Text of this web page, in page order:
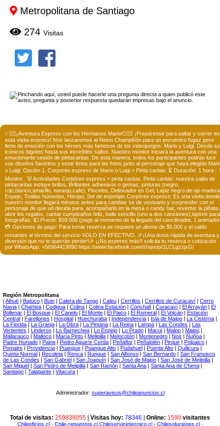
Metropolitana de Santiago
274 Visitas
✨🐱‍🏍¡Aventura Express con los Hermanos Mario!🐱‍🏍✨ ¡Prepárense para saltar y correr en
esta visita express! Nos lanzaremos al Reino Champiñón para un encuentro fugaz pero
lleno de emoción con los héroes más famosos de los videojuegos: Mario y Luigi. Desde
icónicos bigotes hasta sus increíbles saltos. Nuestro monitor iniciará la aventura con una
emocionante sesión de pintacaritas. De esta manera, todos los participantes podrán lucir
sus diseños favoritos y estar listos para las fotos junto al personaje que haya elegido
o Luigi. Opción 1: Corporeo express de Mario o Luigi + Pinta caritas. ⏳ Duración: 1 hora -
Monitor.. 🐻 Actividades Corpóreo express + pinta caritas. Pinta caritas: nuestra cajita de
pintacaritas incluye brillos, Brillantes adhesivos o gemas, pinturas (negro,
rojo,blanco,amarillo, naranjo,cafe), Pinceles, Delineador en Gel, Lapiz negro de ojo
Espejo, Toallas húmedas, Hisopo, Set de esponjas Corpóreo express: Es una visita donde
nuestro monitor llegará minutos antes para cambiar se de vestuario y sorprender con el
personaje de que ud decida para, acompañarlo en la mesa o candy bar, reventar la piñata,
abrir los regalos, cantar cumpleaños feliz, baile sencillo (uno a dos canciones),lapsos para
fotografías. 💵 Precio: $58.000 (pago al momento de la llegada del coordinador, 1
💳 Opciones de pago: Para tomar reserva se requiere un abono de $5.000 y el saldo
restantes al término del servicio SOLO EN EFECTIVO. 🎉¡Una dosis rápida de aventura y
diversión que no te querrás perder!🎉 ¡¡No esperes más!! solicita tu reserva o cotización
por WhatsApp. +56964419890 https://www.facebook.com/share/p/1LCLgzzjxG/
Región Metropolitana
| Alhué | Batuco | Buin | Calera de Tango | Caleu | Cerrillos | Cerrillos de Curacaví | Cerro
Navia | Champa | Codigua | Colina | Colina Estación | Conchalí | Curacaví | El Arrayán | El
Bollenar | El Bosque | El Canelo | El Monte | El Paico | El Romeral | El Volcán | Estación
Central | Farellones | Hospital | Huechuraba | Independencia | Isla de Maipo | La Cisterna |
La Florida | La Granja | La Obra | La Pintana | La Reina | Lampa | Las Condes | Las
Vertientes | Linderos | Lo Barnechea | Lo Espejo | Lo Prado | Macul | Maipo | Maipú |
Mallarauco | Malloco | María Pinto | Melipilla | Melocotón | Montenegro | Nos | Ñuñoa |
Padre Hurtado | Paine | Pedro Aguirre Cerda | Peñaflor | Peñalolén | Pirque | Polpaico |
Pomaire | Providencia | Puangue | Puangue Alto | Pudahuel | Puente Alto | Quilicura |
Quinta Normal | Recoleta | Renca | Rungue | San Alfonso | San Bernardo | San Fransisco
de Las Condes | San Gabriel | San Joaquín | San José de Maipo | San José de Melipilla |
San Miguel | San Pedro de Melipilla | San Ramón | Santa Ana | Santa Ana de Chena |
Santiago | Talagante | Vitacura |
Administrador: superavisos@chileanuncios.cl
Total de visitas: 259838055 Visitas hoy: 78346 Online: 1590 visitantes
Chileoficios.cl- Chile-repuestos.clChileserviciotecnico.cl- Chilesoluciones.cl-